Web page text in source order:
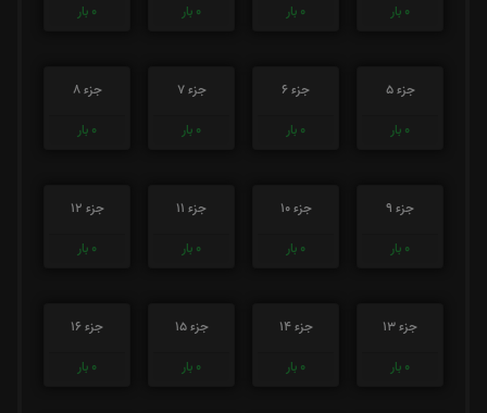
0 بار
0 بار
0 بار
0 بار
جزء 5
0 بار
جزء 6
0 بار
جزء 7
0 بار
جزء 8
0 بار
جزء 9
0 بار
جزء 10
0 بار
جزء 11
0 بار
جزء 12
0 بار
جزء 13
0 بار
جزء 14
0 بار
جزء 15
0 بار
جزء 16
0 بار